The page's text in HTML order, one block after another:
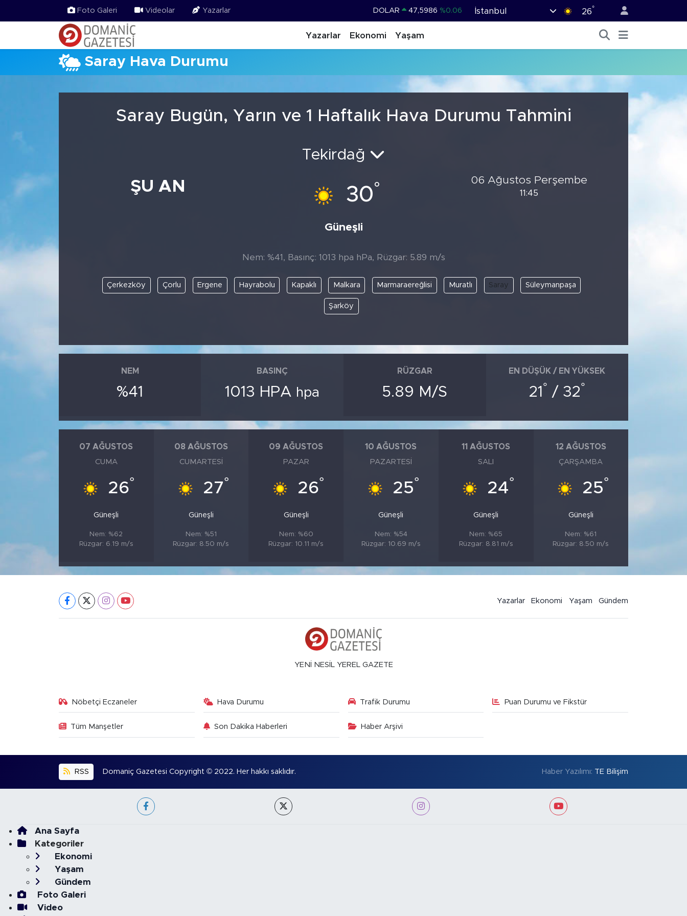
Foto Galeri Videolar Yazarlar DOLAR 47,5986 %0.06
STERLİN 64,2438 %0.21
BİST100 13.703
İstanbul 26°
Yazarlar Ekonomi Yaşam
Saray Hava Durumu
Saray Bugün, Yarın ve 1 Haftalık Hava Durumu Tahmini
ŞU AN
Tekirdağ
30°
Güneşli
06 Ağustos Perşembe
11:45
Nem: %41, Basınç: 1013 hpa hPa, Rüzgar: 5.89 m/s
Çerkezköy Çorlu Ergene Hayrabolu Kapaklı Malkara Marmaraereğlisi Muratlı Saray Süleymanpaşa
Şarköy
NEM
%41
BASINÇ
1013 HPA hpa
RÜZGAR
5.89 M/S
EN DÜŞÜK / EN YÜKSEK
21 ° / 32°
07 AĞUSTOS
CUMA
26°
Güneşli
Nem: %62
Rüzgar: 6.19 m/s
08 AĞUSTOS
CUMARTESI
27°
Güneşli
Nem: %51
Rüzgar: 8.50 m/s
09 AĞUSTOS
PAZAR
26°
Güneşli
Nem: %60
Rüzgar: 10.11 m/s
10 AĞUSTOS
PAZARTESI
25°
Güneşli
Nem: %54
Rüzgar: 10.69 m/s
11 AĞUSTOS
SALI
24°
Güneşli
Nem: %65
Rüzgar: 8.81 m/s
12 AĞUSTOS
ÇARŞAMBA
25°
Güneşli
Nem: %61
Rüzgar: 8.50 m/s
Yazarlar Ekonomi Yaşam Gündem
YENİ NESİL YEREL GAZETE
Nöbetçi Eczaneler Hava Durumu Trafik Durumu Puan Durumu ve Fikstür
Tüm Manşetler Son Dakika Haberleri Haber Arşivi
RSS Domaniç Gazetesi Copyright © 2022. Her hakkı saklıdır. Haber Yazılımı: TE Bilişim
Ana Sayfa
Kategoriler
Ekonomi
Yaşam
Gündem
Foto Galeri
Video